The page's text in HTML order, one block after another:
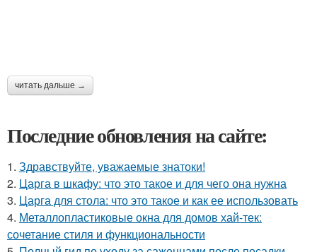
читать дальше →
Последние обновления на сайте:
1. Здравствуйте, уважаемые знатоки!
2. Царга в шкафу: что это такое и для чего она нужна
3. Царга для стола: что это такое и как ее использовать
4. Металлопластиковые окна для домов хай-тек:
сочетание стиля и функциональности